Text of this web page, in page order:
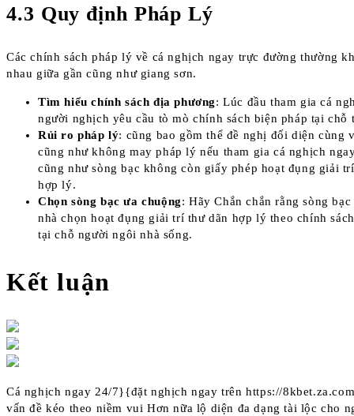
4.3 Quy định Pháp Lý
Các chính sách pháp lý về cá nghịch ngay trực đường thường
nhau giữa gần cũng như giang sơn.
Tìm hiểu chính sách địa phương: Lúc đầu tham gia cá
người nghịch yêu cầu tò mò chính sách biện pháp tại chỗ
Rủi ro pháp lý: cũng bao gồm thể đề nghị đối diện cùng
cũng như không may pháp lý nếu tham gia cá nghịch
cũng như sòng bạc không còn giấy phép hoạt đụng giải
hợp lý.
Chọn sòng bạc ưa chuộng: Hãy Chắn chắn rằng sòng
nhà chọn hoạt đụng giải trí thư dãn hợp lý theo chính
tại chỗ người ngôi nhà sống.
Kết luận
Cá nghịch ngay 24/7}{đặt nghịch ngay trên https://
vấn đề kéo theo niềm vui Hơn nữa lộ diện đa dạng tài lộc cho